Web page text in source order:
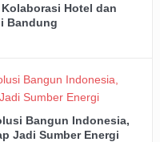
Hotel dan
Bandung
Bangun Indonesia,
Jadi Sumber Energi